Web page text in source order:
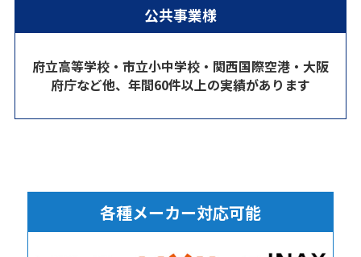
公共事業様
府立高等学校・市立小中学校・関西国際空港・大阪
府庁など他、年間60件以上の実績があります
各種メーカー対応可能